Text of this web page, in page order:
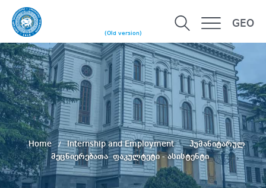
(Old version)
GEO
Home Internship and Employment
ჰუმანიტარულ
მეცნიერებათა ფაკულტეტი - ასისტენტი